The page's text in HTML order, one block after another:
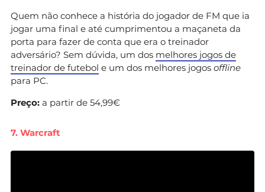
Quem não conhece a história do jogador de FM que ia
jogar uma final e até cumprimentou a maçaneta da
porta para fazer de conta que era o treinador
adversário? Sem dúvida, um dos melhores jogos de
treinador de futebol e um dos melhores jogos offline
para PC.
Preço: a partir de 54,99€
7. Warcraft